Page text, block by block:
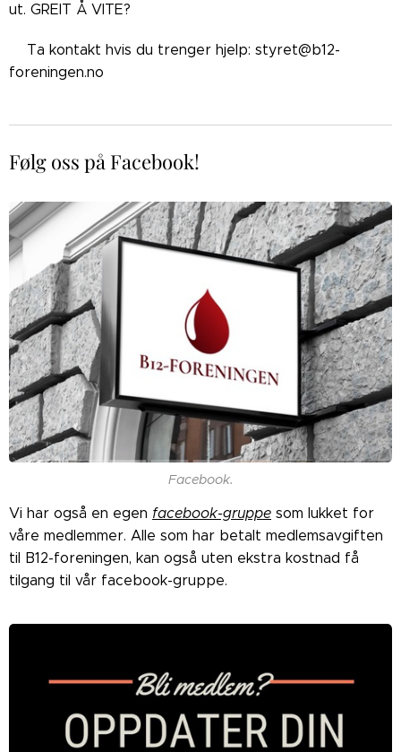
ut. GREIT Å VITE?
👉🏼Ta kontakt hvis du trenger hjelp: styret@b12-
foreningen.no
Følg oss på Facebook!
Facebook.
Vi har også en egen facebook-gruppe som lukket for
våre medlemmer. Alle som har betalt medlemsavgiften
til B12-foreningen, kan også uten ekstra kostnad få
tilgang til vår facebook-gruppe.